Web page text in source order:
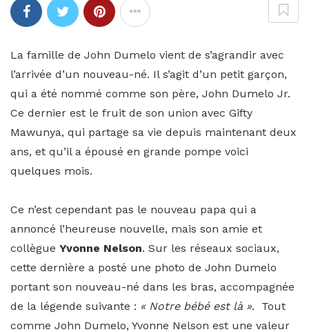
La famille de John Dumelo vient de s’agrandir avec
l’arrivée d’un nouveau-né. Il s’agit d’un petit garçon,
qui a été nommé comme son père, John Dumelo Jr.
Ce dernier est le fruit de son union avec Gifty
Mawunya, qui partage sa vie depuis maintenant deux
ans, et qu’il a épousé en grande pompe voici
quelques mois.
Ce n’est cependant pas le nouveau papa qui a
annoncé l’heureuse nouvelle, mais son amie et
collègue Yvonne Nelson. Sur les réseaux sociaux,
cette dernière a posté une photo de John Dumelo
portant son nouveau-né dans les bras, accompagnée
de la légende suivante : « Notre bébé est là ». Tout
comme John Dumelo, Yvonne Nelson est une valeur